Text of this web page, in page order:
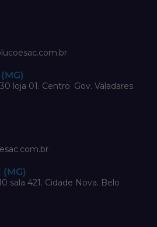
loja 01. Centro. Gov. Valadares
(MG)
sala 421. Cidade Nova. Belo